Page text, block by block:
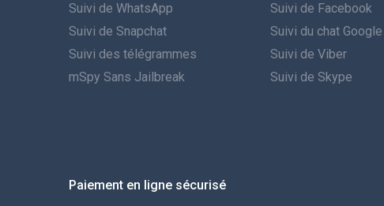
Suivi de WhatsApp
Suivi de Snapchat
Suivi des télégrammes
mSpy Sans Jailbreak
Suivi de Facebook
Suivi du chat Google
Suivi de Viber
Suivi de Skype
Paiement en ligne sécurisé